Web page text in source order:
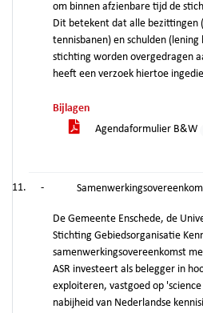
om binnen afzienbare tijd de
Dit betekent dat alle bezittingen
tennisbanen) en schulden
stichting worden overgedragen
heeft een verzoek hiertoe
Bijlagen
Agendaformulier B&W
-
De Gemeente Enschede, de
Stichting Gebiedsorganisatie
samenwerkingsovereenkomst
ASR investeert als belegger in
exploiteren, vastgoed op
nabijheid van Nederlandse